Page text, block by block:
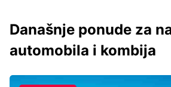
Današnje ponude za
automobila i kombija